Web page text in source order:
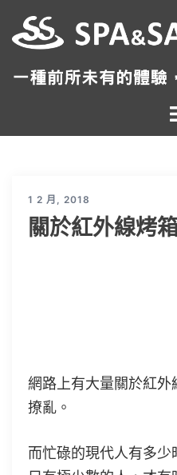
至
1 2 月, 2018
關於紅外線烤
網路上有大量關於紅
撩亂。
而忙碌的現代人有多少